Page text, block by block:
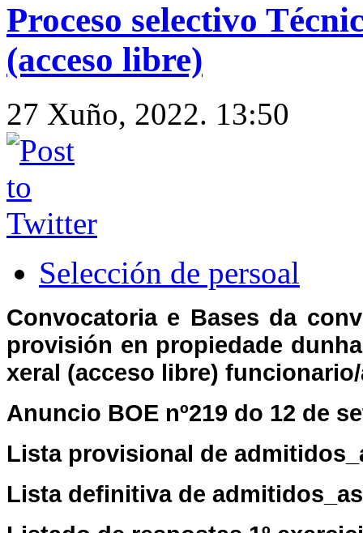
Proceso selectivo
(acceso libre)
27 Xuño, 2022. 13:50
Selección de persoal
Convocatoria e Bases da
provisión en propiedade
xeral (acceso libre)
Anuncio BOE nº219 do 12 de
Lista provisional de
Lista definitiva de